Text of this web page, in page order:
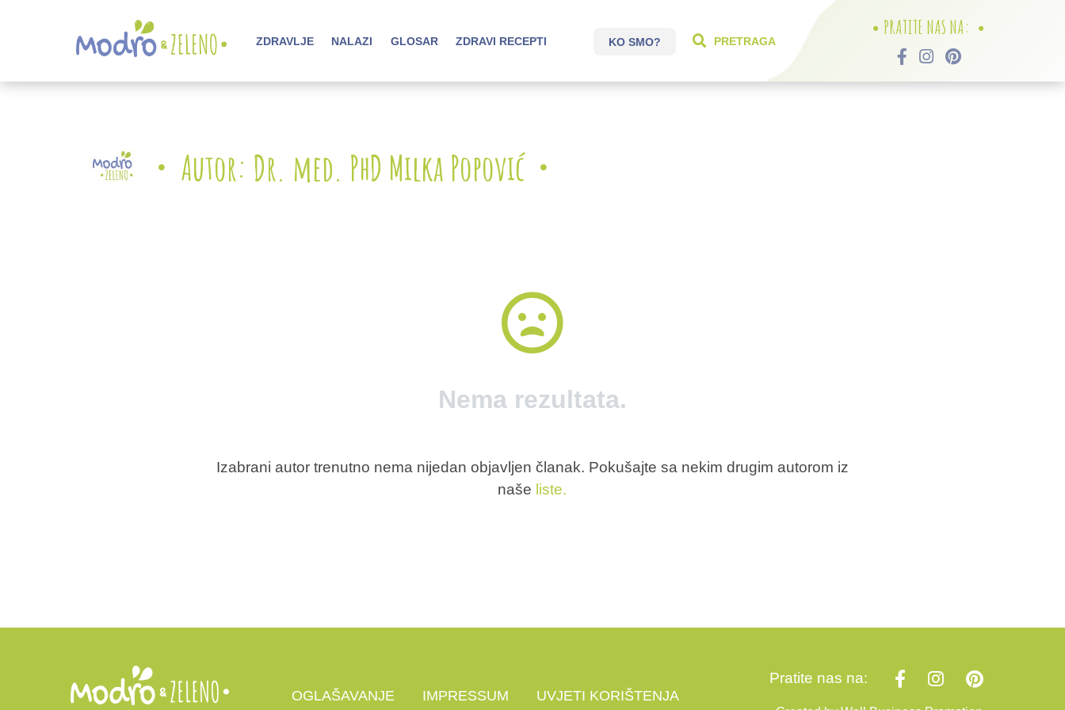
ZDRAVLJE NALAZI GLOSAR ZDRAVI RECEPTI KO SMO? PRETRAGA
PRATITE NAS NA:
Autor: Dr. med. PhD Milka Popović
Nema rezultata.
Izabrani autor trenutno nema nijedan objavljen članak. Pokušajte sa nekim drugim autorom iz
naše liste.
OGLAŠAVANJE IMPRESSUM UVJETI KORIŠTENJA
Pratite nas na: